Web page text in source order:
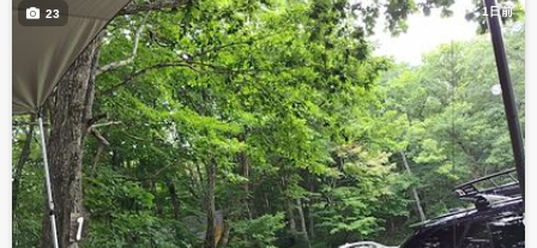
1日前
23